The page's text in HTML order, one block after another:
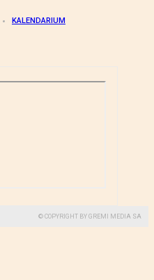
KALENDARIUM
© COPYRIGHT BY GREMI MEDIA SA